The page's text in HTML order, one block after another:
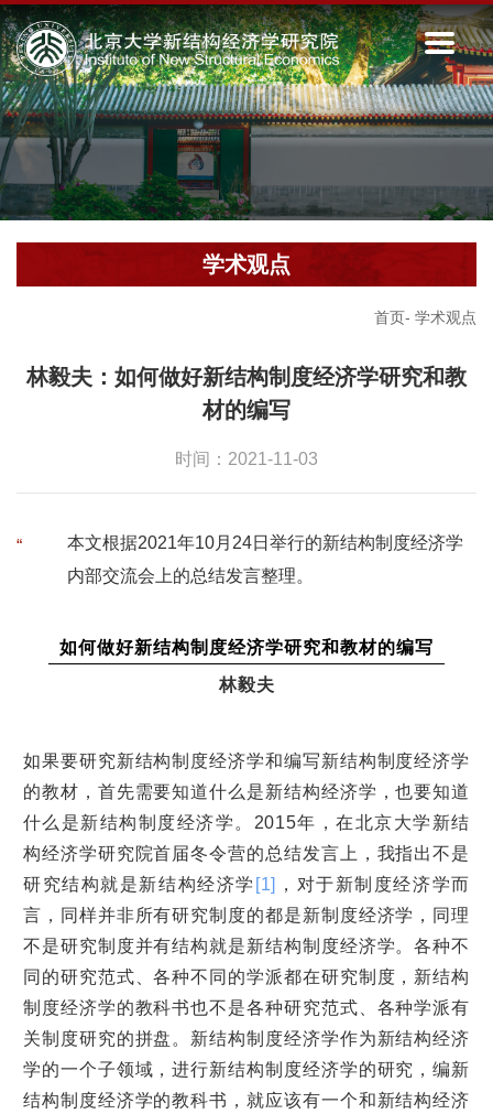
首页- 学术观点
学术观点
林毅夫：如何做好新结构制度经济学研究和教
材的编写
时间：2021-11-03
“
本文根据2021年10月24日举行的新结构制度经济学
内部交流会上的总结发言整理。
如何做好新结构制度经济学研究和教材的编写
林毅夫
如果要研究新结构制度经济学和编写新结构制度经济学
的教材，首先需要知道什么是新结构经济学，也要知道
什么是新结构制度经济学。2015年，在北京大学新结
构经济学研究院首届冬令营的总结发言上，我指出不是
研究结构就是新结构经济学 [1]
，对于新制度经济学而
言，同样并非所有研究制度的都是新制度经济学，同理
不是研究制度并有结构就是新结构制度经济学。各种不
同的研究范式、各种不同的学派都在研究制度，新结构
制度经济学的教科书也不是各种研究范式、各种学派有
关制度研究的拼盘。新结构制度经济学作为新结构经济
学的一个子领域，进行新结构制度经济学的研究，编新
结构制度经济学的教科书，就应该有一个和新结构经济